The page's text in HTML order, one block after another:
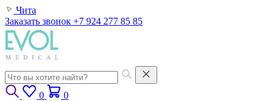
Чита
Заказать звонок +7 924 277 85 85
0 0